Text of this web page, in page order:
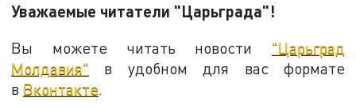
Уважаемые читатели "Царьграда"!
Вы можете читать новости "Царьград
Молдавия" в удобном для вас формате
в Вконтакте.